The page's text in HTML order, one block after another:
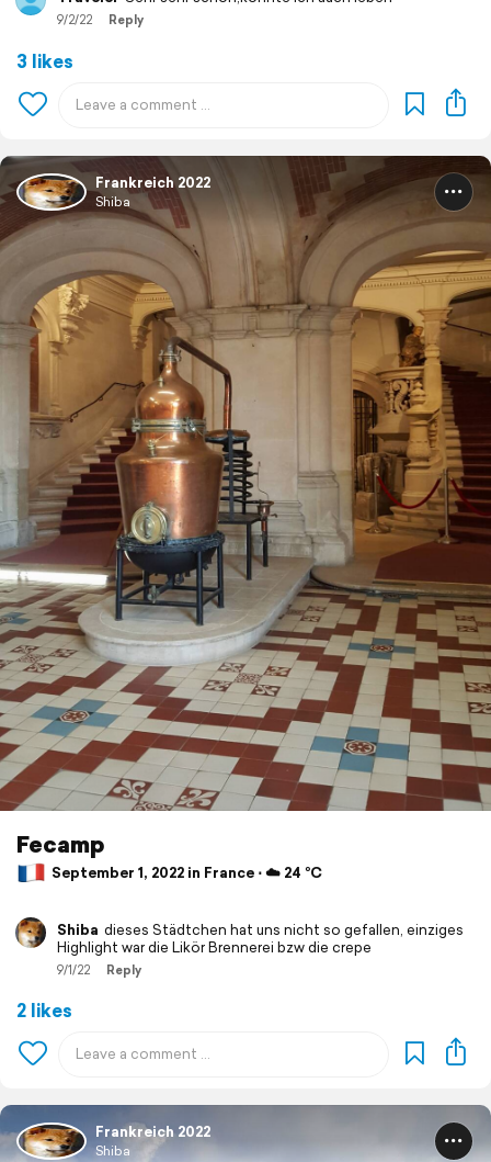
9/2/22 Reply
3 likes
Frankreich 2022
Shiba
Fecamp
September 1, 2022 in France ⋅ ☁️ 24 °C
Shiba dieses Städtchen hat uns nicht so gefallen, einziges
Highlight war die Likör Brennerei bzw die crepe
9/1/22 Reply
2 likes
Frankreich 2022
Shiba